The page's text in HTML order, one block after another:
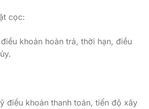
cọc:
khoản hoàn trả, thời hạn, điều
điều khoản thanh toán, tiến độ xây